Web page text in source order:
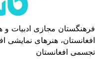
فرهنگستان مجازی ادبیات و
افغانستان، هنرهای نمایشی
تجسمی افغانستان